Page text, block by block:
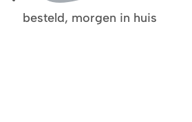
besteld, morgen in huis